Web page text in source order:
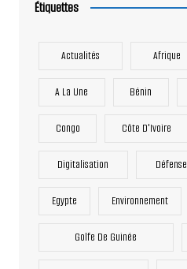
Étiquettes
Actualités Afrique
A La Une Bénin
Congo Côte D'Ivoire
Digitalisation Défense
Egypte Environnement
Golfe De Guinée